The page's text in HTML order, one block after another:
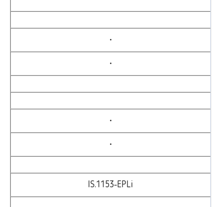
•
•
•
•
IS.1153‑EPLi